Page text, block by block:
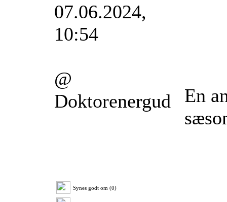
07.06.2024,
10:54
@
Doktorenergud
Synes godt om (0)
En